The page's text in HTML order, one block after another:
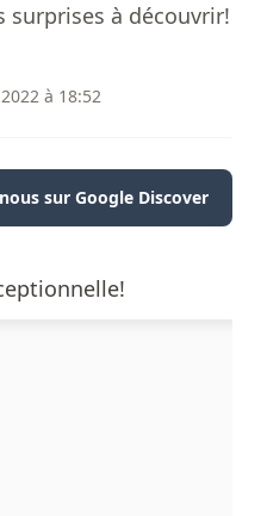
à découvrir!
à 18:52
sur Google Discover